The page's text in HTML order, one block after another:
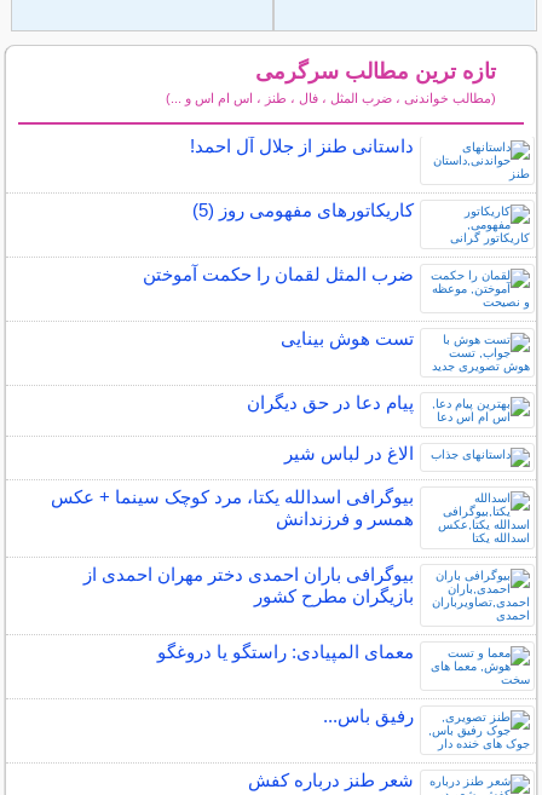
تازه ترین مطالب سرگرمی
(مطالب خواندنی ، ضرب المثل ، فال ، طنز ، اس ام اس و ...)
داستانی طنز از جلال آل احمد!
کاریکاتورهای مفهومی روز (5)
ضرب المثل لقمان را حکمت آموختن
تست هوش بینایی
پیام دعا در حق دیگران
الاغ در لباس شیر
بیوگرافی اسدالله یکتا، مرد کوچک سینما + عکس
همسر و فرزندانش
بیوگرافی باران احمدی دختر مهران احمدی از
بازیگران مطرح کشور
معمای المپیادی: راستگو یا دروغگو
رفیق باس...
شعر طنز درباره کفش